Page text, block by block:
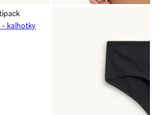
- kalhotky